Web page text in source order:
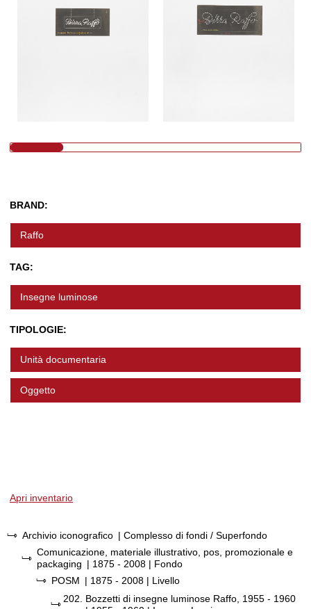
BRAND:
Raffo
TAG:
Insegne luminose
TIPOLOGIE:
Unità documentaria
Oggetto
Apri inventario
Archivio iconografico | Complesso di fondi / Superfondo
Comunicazione, materiale illustrativo, pos, promozionale e
packaging | 1875 - 2008 | Fondo
POSM | 1875 - 2008 | Livello
202.
Bozzetti di insegne luminose Raffo, 1955 - 1960